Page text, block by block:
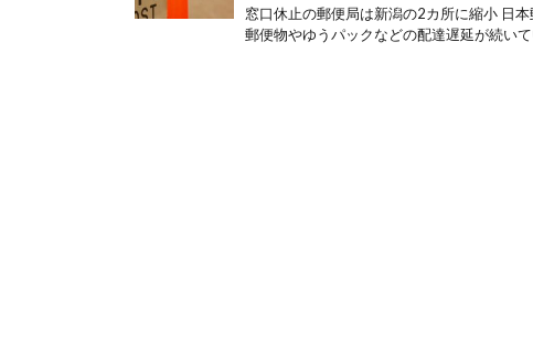
窓口休止の郵便局は新潟の2カ所に縮小 日
郵便物やゆうパックなどの配達遅延が続い